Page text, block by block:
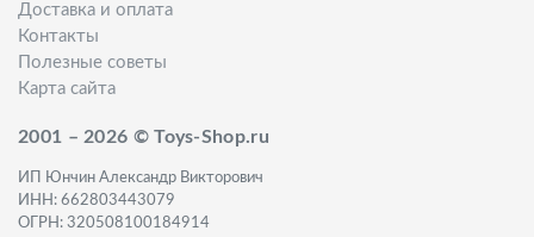
Доставка и оплата
Контакты
Полезные советы
Карта сайта
2001 – 2026 © Toys-Shop.ru
ИП Юнчин Александр Викторович
ИНН: 662803443079
ОГРН: 320508100184914